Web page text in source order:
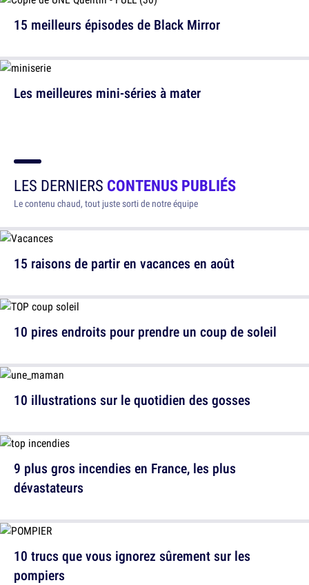
Les meilleures mini-séries à mater
15 meilleurs épisodes de Black Mirror
LES DERNIERS CONTENUS PUBLIÉS
Le contenu chaud, tout juste sorti de notre équipe
15 raisons de partir en vacances en août
10 illustrations sur le quotidien des gosses
10 trucs que vous ignorez sûrement sur les
pompiers
10 pires endroits pour prendre un coup de soleil
9 plus gros incendies en France, les plus
dévastateurs